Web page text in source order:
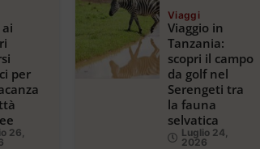
per
26,
Viaggi
Viaggio in
Tanzania:
scopri il campo
da golf nel
Serengeti tra
la fauna
selvatica
Luglio 24,
2026